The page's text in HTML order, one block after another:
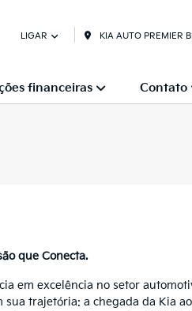
LIGAR KIA AUTO PREMIER
financeiras Contato
que Conecta.
em excelência no setor
trajetória: a chegada da Kia